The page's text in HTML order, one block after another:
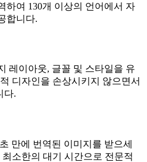
하여 130개 이상의 언어에서 자
합니다.
레이아웃, 글꼴 및 스타일을 유
디자인을 손상시키지 않으면서
다.
만에 번역된 이미지를 받으세
소한의 대기 시간으로 전문적